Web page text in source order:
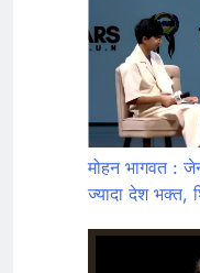
मोहन भागवत :
ज्यादा देश भक्त,